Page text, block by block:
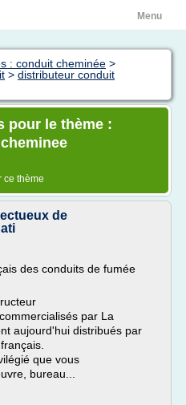
Menu
: conduit cheminée >
> distributeur conduit
pour le thème :
ce thème
de
des conduits de fumée
par La
aujourd'hui distribués par
que vous
bureau...